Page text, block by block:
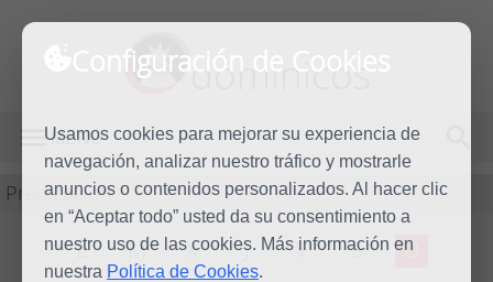
Configuración de Cookies
Usamos cookies para mejorar su experiencia de
navegación, analizar nuestro tráfico y mostrarle
anuncios o contenidos personalizados. Al hacer clic
en “Aceptar todo” usted da su consentimiento a
nuestro uso de las cookies. Más información en
nuestra Política de Cookies.
dominicos
MENÚ
Predicación
L M X J V S D